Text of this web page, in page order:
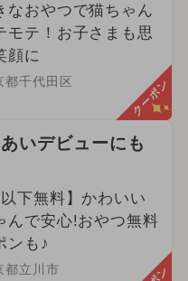
なおやつで猫ちゃん
モテ！お子さまも思
顔に
都千代田区 クーポン
いデビューにも
以下無料】かわいい
んで安心!おやつ無料
ンも♪
都立川市